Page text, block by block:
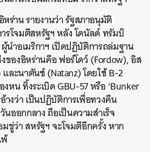
หร่าน รายงานว่า รัฐสภาอนุมัติ
รโจมตีสหรัฐฯ หลัง โดนัลด์ ทรัมป์
นำอเมริกาฯ เปิดปฏิบัติการถล่มฐาน
ของอิหร่านคือ ฟอร์โดว์ (Fordow), อิส
ละนาตันซ์ (Natanz) โดยใช้ B-2
หน ทิ้งระเบิด GBU-57 หรือ ‘Bunker
างว่า เป็นปฏิบัติการเพื่อทวงคืน
ออกกลาง ถือเป็นความสำเร็จ
ขู่ว่า สหรัฐฯ จะโจมตีอีกครั้ง หาก